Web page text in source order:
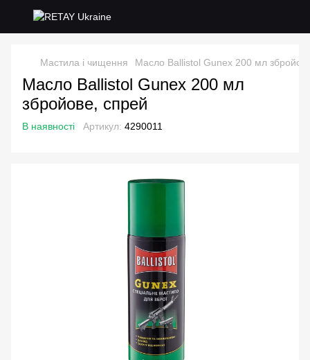
Мастила і чищення Масло Ballistol Gunex 200 мл
Масло Ballistol Gunex 200 мл
збройове, спрей
В наявності Артикул: 4290011